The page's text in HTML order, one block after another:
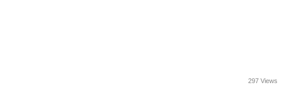
297 Views